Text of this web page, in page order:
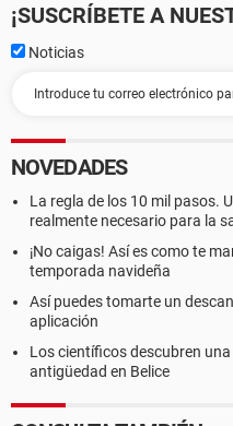
¡SUSCRÍBETE A
Noticias
NOVEDADES
La regla de los 10 mil pasos.
realmente necesario para la
¡No caigas! Así es como te
temporada navideña
Así puedes tomarte un
aplicación
Los científicos descubren
antigüedad en Belice